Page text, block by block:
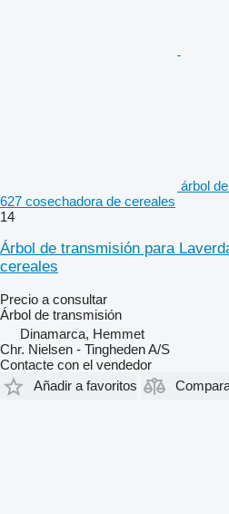
árbol
627 cosechadora de cereales
14
Árbol de transmisión para
cereales
Precio a consultar
Árbol de transmisión
Dinamarca, Hemmet
Chr. Nielsen - Tingheden A/S
Contacte con el vendedor
Añadir a favoritos